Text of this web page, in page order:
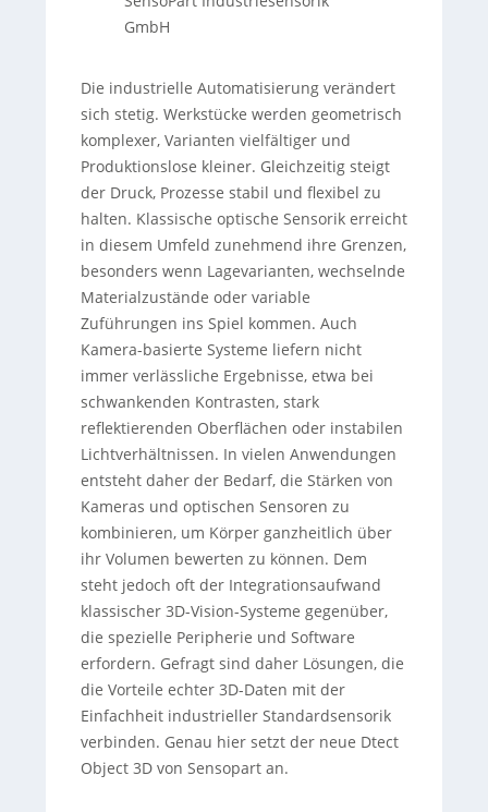
GmbH
Die industrielle Automatisierung verändert
sich stetig. Werkstücke werden geometrisch
komplexer, Varianten vielfältiger und
Produktionslose kleiner. Gleichzeitig steigt
der Druck, Prozesse stabil und flexibel zu
halten. Klassische optische Sensorik erreicht
in diesem Umfeld zunehmend ihre Grenzen,
besonders wenn Lagevarianten, wechselnde
Materialzustände oder variable
Zuführungen ins Spiel kommen. Auch
Kamera-basierte Systeme liefern nicht
immer verlässliche Ergebnisse, etwa bei
schwankenden Kontrasten, stark
reflektierenden Oberflächen oder instabilen
Lichtverhältnissen. In vielen Anwendungen
entsteht daher der Bedarf, die Stärken von
Kameras und optischen Sensoren zu
kombinieren, um Körper ganzheitlich über
ihr Volumen bewerten zu können. Dem
steht jedoch oft der Integrationsaufwand
klassischer 3D-Vision-Systeme gegenüber,
die spezielle Peripherie und Software
erfordern. Gefragt sind daher Lösungen, die
die Vorteile echter 3D-Daten mit der
Einfachheit industrieller Standardsensorik
verbinden. Genau hier setzt der neue Dtect
Object 3D von Sensopart an.